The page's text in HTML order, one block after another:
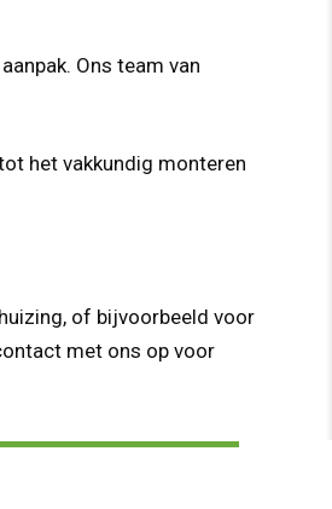
Ons team van
het vakkundig monteren
of bijvoorbeeld voor
met ons op voor